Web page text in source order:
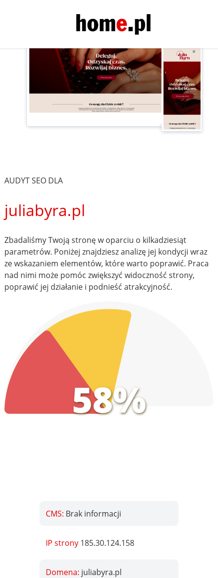
AUDYT SEO DLA
juliabyra.pl
Zbadaliśmy Twoją stronę w oparciu o kilkadziesiąt
parametrów. Poniżej znajdziesz analizę jej kondycji wraz
ze wskazaniem elementów, które warto poprawić. Praca
nad nimi może pomóc zwiększyć widoczność strony,
poprawić jej działanie i podnieść atrakcyjność.
58%
CMS: Brak informacji
IP strony 185.30.124.158
Domena: juliabyra.pl